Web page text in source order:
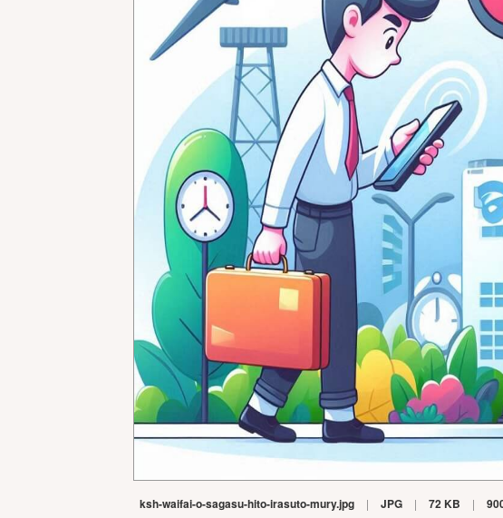
ksh-waifai-o-sagasu-hito-irasuto-mury.jpg | JPG | 72 KB |